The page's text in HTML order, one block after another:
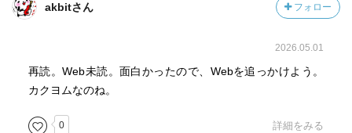
akbitさん フォロー
2026.05.01
再読。Web未読。面白かったので、Webを追っかけよう。
カクヨムなのね。
0 詳細をみる